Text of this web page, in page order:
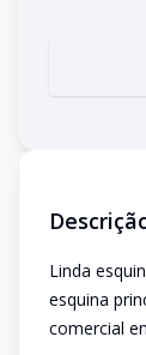
Linda
esquina
comercial